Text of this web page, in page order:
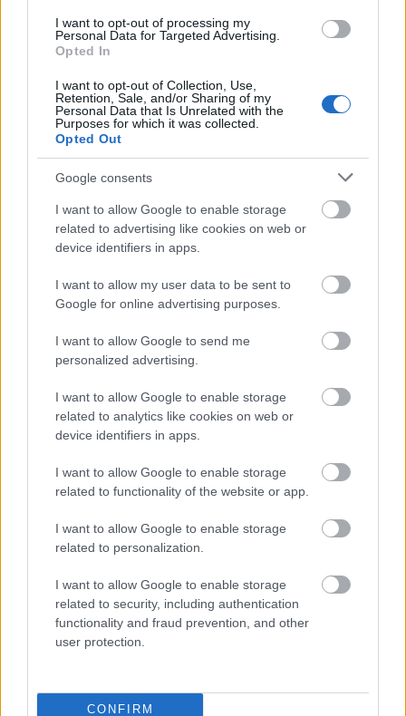
I want to opt-out of processing my
Personal Data for Targeted Advertising.
Opted In
I want to opt-out of Collection, Use,
Retention, Sale, and/or Sharing of my
Personal Data that Is Unrelated with the
Purposes for which it was collected.
Opted Out
Google consents
I want to allow Google to enable storage
related to advertising like cookies on web or
device identifiers in apps.
I want to allow my user data to be sent to
Google for online advertising purposes.
I want to allow Google to send me
personalized advertising.
I want to allow Google to enable storage
related to analytics like cookies on web or
device identifiers in apps.
I want to allow Google to enable storage
related to functionality of the website or app.
I want to allow Google to enable storage
related to personalization.
I want to allow Google to enable storage
related to security, including authentication
functionality and fraud prevention, and other
user protection.
CONFIRM
acel 2008.09.26. 12:04:31:
"Biztos viszik is ha árulják."
Hááát, (most politikától függetlenül) Tomcat tavaly
talált olyan, kereskedelmi forgalomba hozott dolgot,
amire belegondolni is fáj, hogy igény lehet :).
Egy sörnyitóról van szó, amely egy alakot ábrázol,
amire a legjellemzőbb leírás a "Rejszolás Közben
Szívrohamot Kapó Cigány" volt:
Nagy az Isten állatkertje, és alacsony körülötte a
kerítés...
misikeh[jogsértő módon félelmet keltve
fotózott] (
17 éve
Elhatárolódok :)
vero
17 éve
Ló típusút is lehet kapni? Azt igaz máshová teheti.
gidabiga
17 éve
ilyet nálunk Balatonfüreden is árultak a nyáron.
a csupacsokis, pedig konkrétan